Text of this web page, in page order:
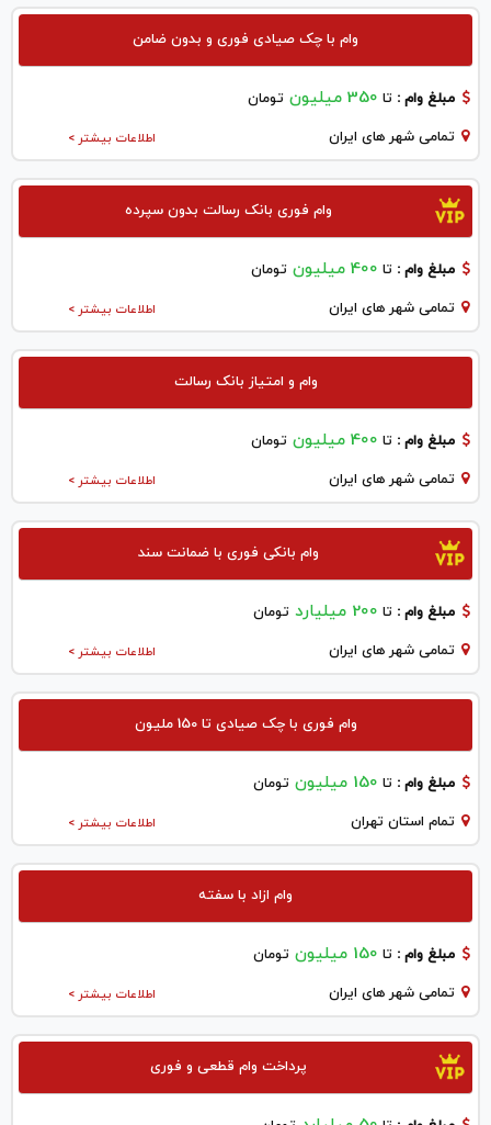
وام با چک صیادی فوری و بدون ضامن
مبلغ وام : تا 350 میلیون تومان
اطلاعات بیشتر > تمامی شهر های ایران
وام فوری بانک رسالت بدون سپرده
مبلغ وام : تا 400 میلیون تومان
اطلاعات بیشتر > تمامی شهر های ایران
وام و امتیاز بانک رسالت
مبلغ وام : تا 400 میلیون تومان
اطلاعات بیشتر > تمامی شهر های ایران
وام بانکی فوری با ضمانت سند
مبلغ وام : تا 200 میلیارد تومان
اطلاعات بیشتر > تمامی شهر های ایران
وام فوری با چک صیادی تا 150 ملیون
مبلغ وام : تا 150 میلیون تومان
اطلاعات بیشتر > تمام استان تهران
وام ازاد با سفته
مبلغ وام : تا 150 میلیون تومان
اطلاعات بیشتر > تمامی شهر های ایران
پرداخت وام قطعی و فوری